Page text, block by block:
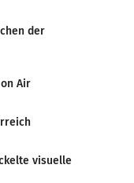
der
Air
visuelle